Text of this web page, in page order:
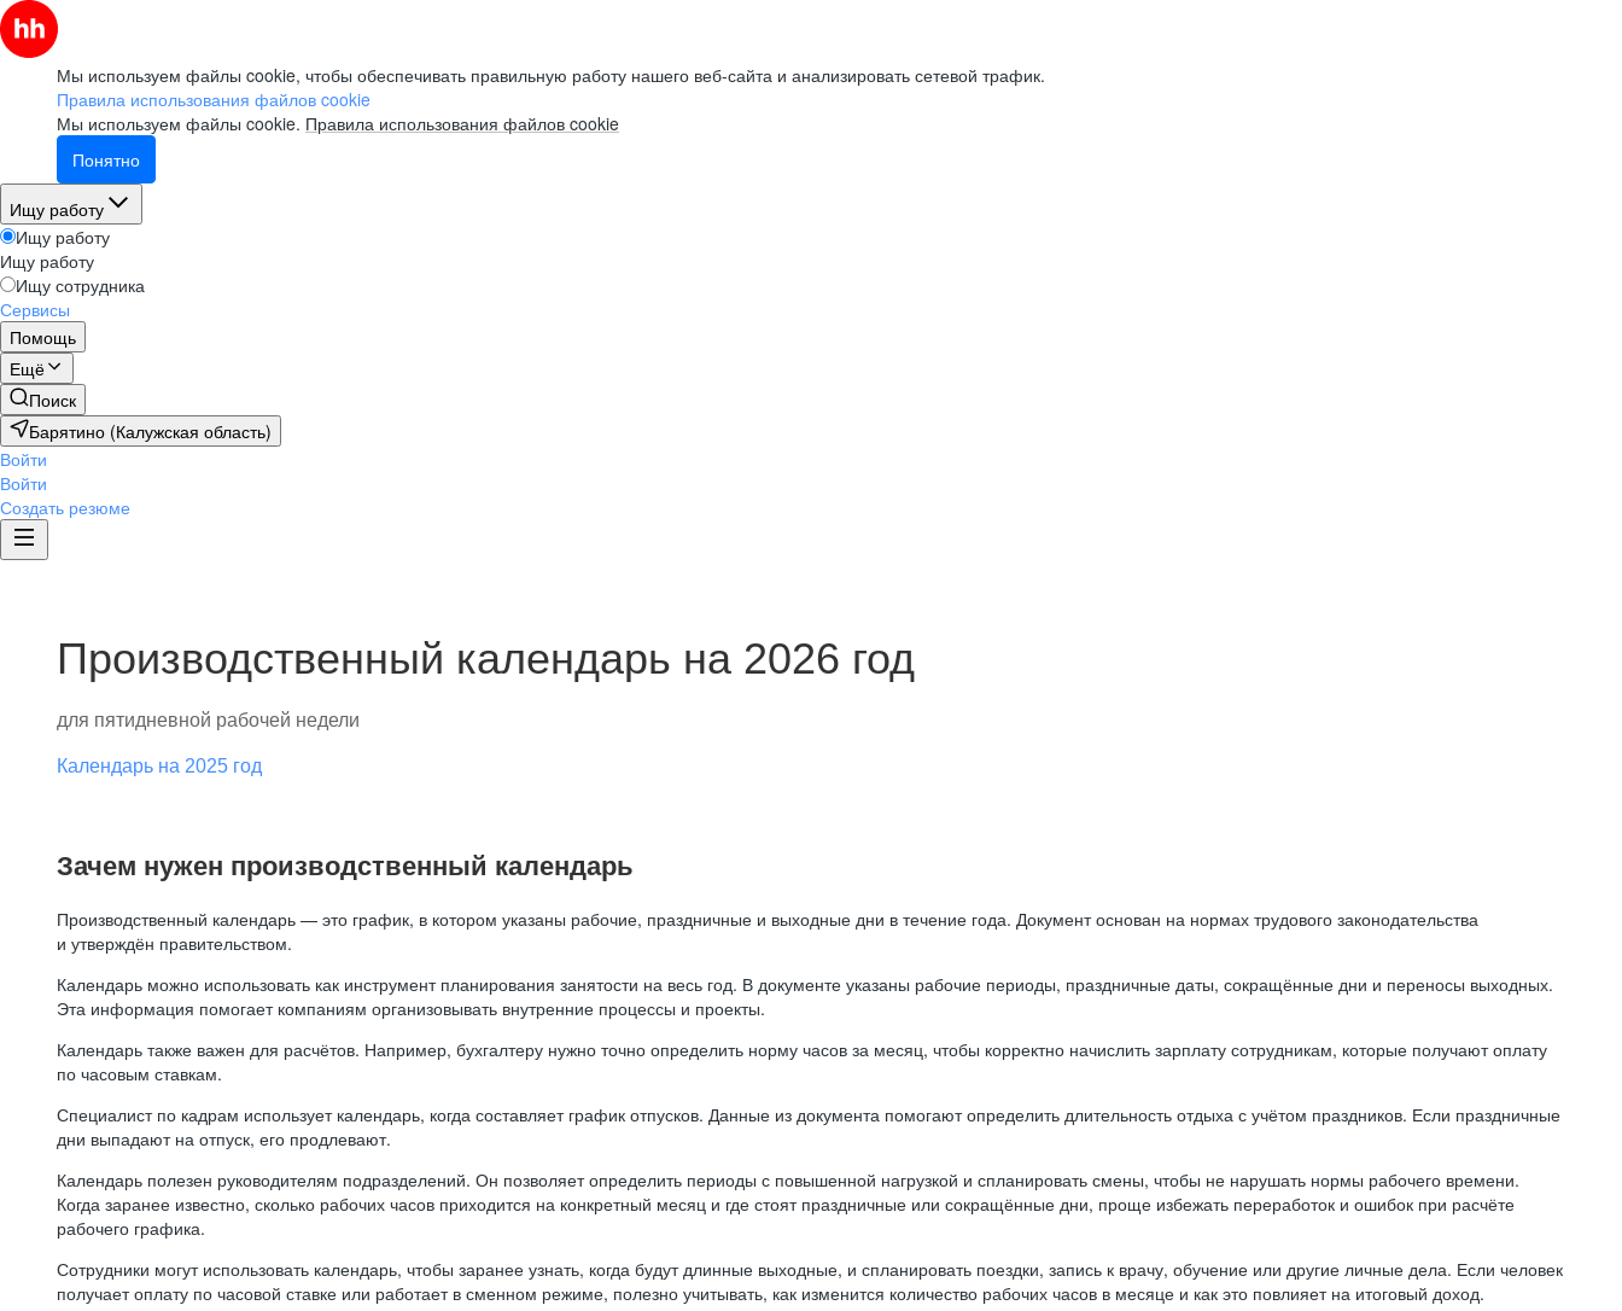
Мы используем файлы cookie, чтобы обеспечивать правильную работу нашего веб-сайта и анализировать сетевой трафик.
Правила использования файлов cookie
Мы используем файлы cookie. Правила использования файлов cookie
Понятно
Ищу работу
Ищу работу
Ищу работу
Ищу сотрудника
Сервисы
Помощь
Ещё
Поиск
Барятино (Калужская область)
Войти
Войти
Создать резюме
Производственный календарь на 2026 год
для пятидневной рабочей недели
Календарь на 2025 год
Зачем нужен производственный календарь
Производственный календарь — это график, в котором указаны рабочие, праздничные и выходные дни в течение года. Документ основан на нормах трудового законодательства
и утверждён правительством.
Календарь можно использовать как инструмент планирования занятости на весь год. В документе указаны рабочие периоды, праздничные даты, сокращённые дни и переносы выходных.
Эта информация помогает компаниям организовывать внутренние процессы и проекты.
Календарь также важен для расчётов. Например, бухгалтеру нужно точно определить норму часов за месяц, чтобы корректно начислить зарплату сотрудникам, которые получают оплату
по часовым ставкам.
Специалист по кадрам использует календарь, когда составляет график отпусков. Данные из документа помогают определить длительность отдыха с учётом праздников. Если праздничные
дни выпадают на отпуск, его продлевают.
Календарь полезен руководителям подразделений. Он позволяет определить периоды с повышенной нагрузкой и спланировать смены, чтобы не нарушать нормы рабочего времени.
Когда заранее известно, сколько рабочих часов приходится на конкретный месяц и где стоят праздничные или сокращённые дни, проще избежать переработок и ошибок при расчёте
рабочего графика.
Сотрудники могут использовать календарь, чтобы заранее узнать, когда будут длинные выходные, и спланировать поездки, запись к врачу, обучение или другие личные дела. Если человек
получает оплату по часовой ставке или работает в сменном режиме, полезно учитывать, как изменится количество рабочих часов в месяце и как это повлияет на итоговый доход.